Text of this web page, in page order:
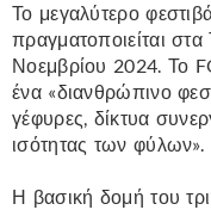
Το μεγαλύτερο
πραγματοποιείται
Νοεμβρίου 2024. Το
ένα «διανθρώπινο
γέφυρες, δίκτυα
ισότητας των φύλων».
Η βασική δομή του